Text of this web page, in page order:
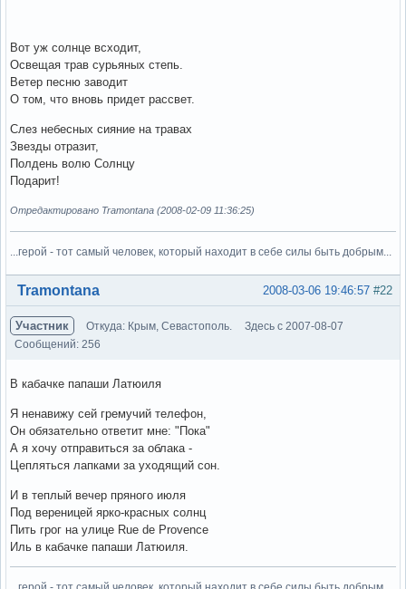
Вот уж солнце всходит,
Освещая трав сурьяных степь.
Ветер песню заводит
О том, что вновь придет рассвет.
Слез небесных сияние на травах
Звезды отразит,
Полдень волю Солнцу
Подарит!
Отредактировано Tramontana (2008-02-09 11:36:25)
...герой - тот самый человек, который находит в себе силы быть добрым...
Вне форума #22
2008-03-06 19:46:57
Tramontana
Участник Откуда: Крым, Севастополь.
Здесь с 2007-08-07
Сообщений: 256
В кабачке папаши Латюиля
Я ненавижу сей гремучий телефон,
Он обязательно ответит мне: "Пока"
А я хочу отправиться за облака -
Цепляться лапками за уходящий сон.
И в теплый вечер пряного июля
Под вереницей ярко-красных солнц
Пить грог на улице Rue de Provence
Иль в кабачке папаши Латюиля.